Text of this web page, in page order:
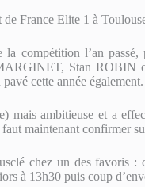
France Elite 1 à
la compétition l’an
Stan ROBIN
cette année également.
mais ambitieuse et a
maintenant confirmer
chez un des favoris :
à 13h30 puis coup